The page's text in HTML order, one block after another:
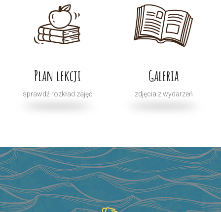
Plan lekcji
sprawdź rozkład zajęć
Galeria
zdjęcia z wydarzeń